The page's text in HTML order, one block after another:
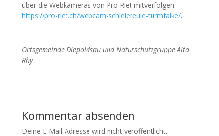
über die Webkameras von Pro Riet mitverfolgen:
https://pro-riet.ch/webcam-schleiereule-turmfalke/.
Ortsgemeinde Diepoldsau und Naturschutzgruppe Alta
Rhy
Kommentar absenden
Deine E-Mail-Adresse wird nicht veröffentlicht.